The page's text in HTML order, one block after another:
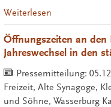
Weiterlesen
Öffnungszeiten an den
Jahreswechsel in den
Pressemitteilung:
Freizeit, Alte Synagoge,
und Söhne, Wasserburg